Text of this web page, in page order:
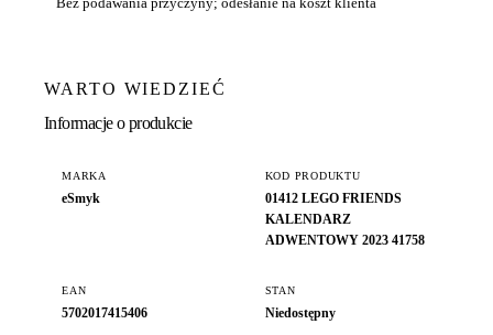
WARTO WIEDZIEĆ
Informacje o produkcie
MARKA
eSmyk
KOD PRODUKTU
01412 LEGO FRIENDS
KALENDARZ
ADWENTOWY 2023 41758
EAN
5702017415406
STAN
Niedostępny